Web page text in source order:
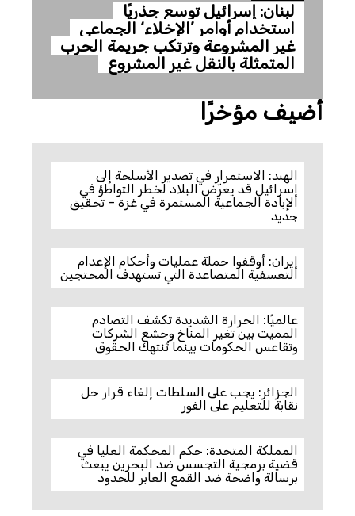
لبنان: إسرائيل توسع جذريًا
استخدام أوامر ’الإخلاء‘ الجماعي
غير المشروعة وترتكب جريمة الحرب
المتمثلة بالنقل غير المشروع
أضيف مؤخرًا
الهند: الاستمرار في تصدير الأسلحة إلى
إسرائيل قد يعرّض البلاد لخطر التواطؤ في
الإبادة الجماعية المستمرة في غزة – تحقيق
جديد
إيران: أوقفوا حملة عمليات وأحكام الإعدام
التعسفية المتصاعدة التي تستهدف المحتجين
عالميًا: الحرارة الشديدة تكشف التصادم
المميت بين تغير المناخ وجشع الشركات
وتقاعس الحكومات بينما تُنتهك الحقوق
الجزائر: يجب على السلطات إلغاء قرار حل
نقابة للتعليم على الفور
المملكة المتحدة: حكم المحكمة العليا في
قضية برمجية التجسس ضد البحرين يبعث
برسالة واضحة ضد القمع العابر للحدود